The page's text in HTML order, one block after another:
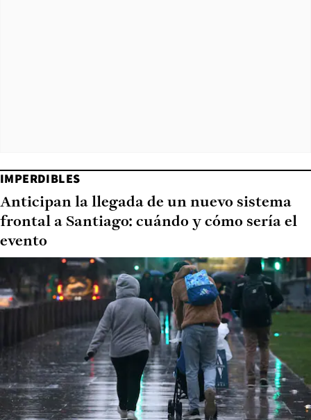
IMPERDIBLES
Anticipan la llegada de un nuevo sistema
frontal a Santiago: cuándo y cómo sería el
evento